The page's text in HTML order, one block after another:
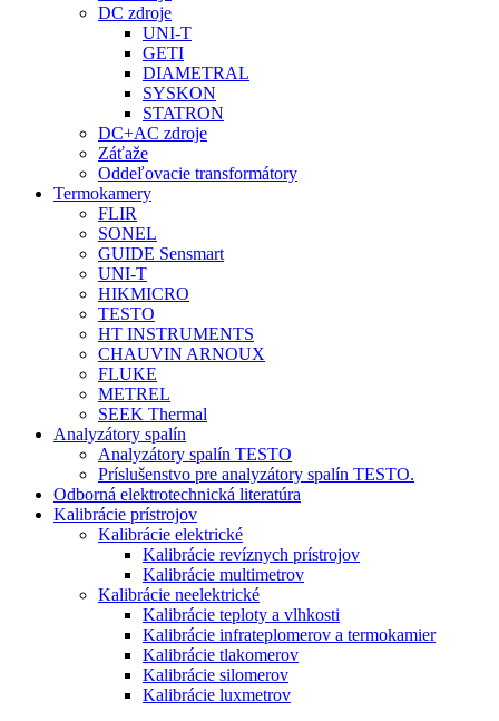
DC zdroje
UNI-T
GETI
DIAMETRAL
SYSKON
STATRON
DC+AC zdroje
Záťaže
Oddeľovacie transformátory
Termokamery
FLIR
SONEL
GUIDE Sensmart
UNI-T
HIKMICRO
TESTO
HT INSTRUMENTS
CHAUVIN ARNOUX
FLUKE
METREL
SEEK Thermal
Analyzátory spalín
Analyzátory spalín TESTO
Príslušenstvo pre analyzátory spalín TESTO.
Odborná elektrotechnická literatúra
Kalibrácie prístrojov
Kalibrácie elektrické
Kalibrácie revíznych prístrojov
Kalibrácie multimetrov
Kalibrácie neelektrické
Kalibrácie teploty a vlhkosti
Kalibrácie infrateplomerov a termokamier
Kalibrácie tlakomerov
Kalibrácie silomerov
Kalibrácie luxmetrov